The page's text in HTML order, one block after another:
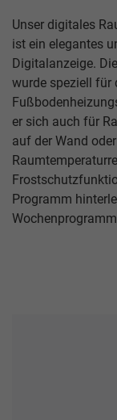
Unser digitales
ist ein elegantes
Digitalanzeige.
wurde speziell für
er sich auch für
auf der Wand
Programm